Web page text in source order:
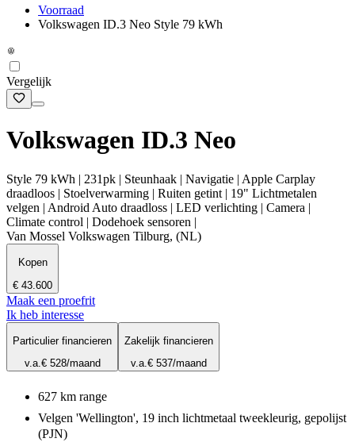
Voorraad
Volkswagen ID.3 Neo Style 79 kWh
Vergelijk
Volkswagen ID.3 Neo
Style 79 kWh | 231pk | Steunhaak | Navigatie | Apple Carplay
draadloos | Stoelverwarming | Ruiten getint | 19" Lichtmetalen
velgen | Android Auto draadloss | LED verlichting | Camera |
Climate control | Dodehoek sensoren |
Van Mossel Volkswagen Tilburg, (NL)
Kopen
€ 43.600
Maak een proefrit
Ik heb interesse
Particulier financieren
v.a.€ 528/maand
Zakelijk financieren
v.a.€ 537/maand
627 km range
Velgen 'Wellington', 19 inch lichtmetaal tweekleurig, gepolijst
(PJN)